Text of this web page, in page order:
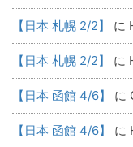
【日本 札幌 2/2】 に
【日本 札幌 2/2】 に
【日本 函館 4/6】 に
【日本 函館 4/6】 に